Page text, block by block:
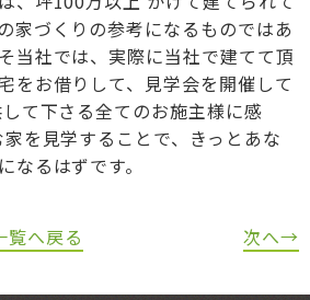
家づくりの参考になるものではあ
当社では、実際に当社で建てて頂
をお借りして、見学会を開催して
て下さる全てのお施主様に感
を見学することで、きっとあな
なるはずです。
覧へ戻る 次へ→